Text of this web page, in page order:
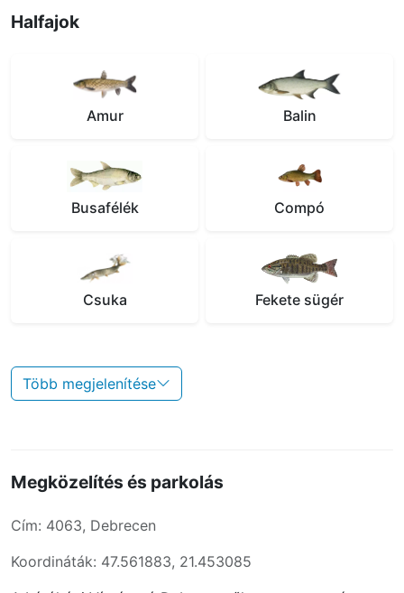
Halfajok
Amur Balin
Busafélék Compó
Csuka Fekete sügér
Több megjelenítése
Megközelítés és parkolás
Cím: 4063, Debrecen
Koordináták: 47.561883, 21.453085